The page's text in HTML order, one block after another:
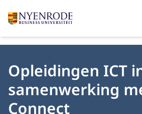
Opleidingen ICT
samenwerking
Connect